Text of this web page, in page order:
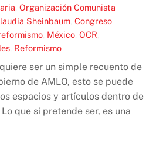
,Organización Comunista
Sheinbaum ,Congreso
México ,OCR
Reformismo
ser un simple recuento de
de AMLO, esto se puede
espacios y artículos dentro de
que sí pretende ser, es una